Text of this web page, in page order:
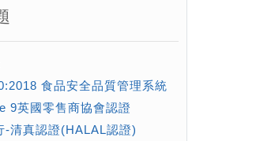
食品安全品質管理系統
9英國零售商協會認證
-清真認證(HALAL認證)